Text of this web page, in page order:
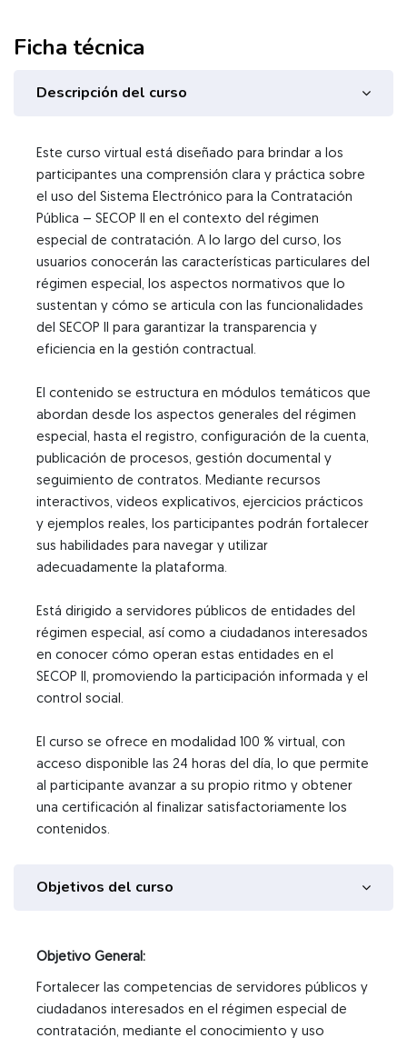
Ficha técnica
Descripción del curso
Este curso virtual está diseñado para brindar a los
participantes una comprensión clara y práctica sobre
el uso del Sistema Electrónico para la Contratación
Pública – SECOP II en el contexto del régimen
especial de contratación. A lo largo del curso, los
usuarios conocerán las características particulares del
régimen especial, los aspectos normativos que lo
sustentan y cómo se articula con las funcionalidades
del SECOP II para garantizar la transparencia y
eficiencia en la gestión contractual.
El contenido se estructura en módulos temáticos que
abordan desde los aspectos generales del régimen
especial, hasta el registro, configuración de la cuenta,
publicación de procesos, gestión documental y
seguimiento de contratos. Mediante recursos
interactivos, videos explicativos, ejercicios prácticos
y ejemplos reales, los participantes podrán fortalecer
sus habilidades para navegar y utilizar
adecuadamente la plataforma.
Está dirigido a servidores públicos de entidades del
régimen especial, así como a ciudadanos interesados
en conocer cómo operan estas entidades en el
SECOP II, promoviendo la participación informada y el
control social.
El curso se ofrece en modalidad 100 % virtual, con
acceso disponible las 24 horas del día, lo que permite
al participante avanzar a su propio ritmo y obtener
una certificación al finalizar satisfactoriamente los
contenidos.
Objetivos del curso
Objetivo General:
Fortalecer las competencias de servidores públicos y
ciudadanos interesados en el régimen especial de
contratación, mediante el conocimiento y uso